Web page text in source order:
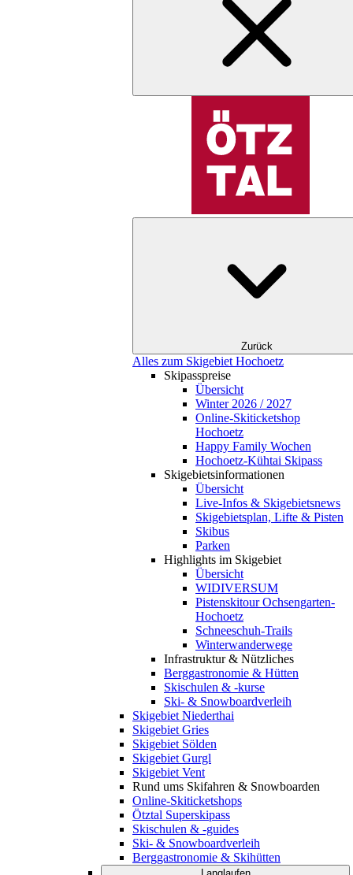
Zurück
Alles zum Skigebiet Hochoetz
Skipasspreise
Übersicht
Winter 2026 / 2027
Online-Skiticketshop
Hochoetz
Happy Family Wochen
Hochoetz-Kühtai Skipass
Skigebietsinformationen
Übersicht
Live-Infos & Skigebietsnews
Skigebietsplan, Lifte & Pisten
Skibus
Parken
Highlights im Skigebiet
Übersicht
WIDIVERSUM
Pistenskitour Ochsengarten-
Hochoetz
Schneeschuh-Trails
Winterwanderwege
Infrastruktur & Nützliches
Berggastronomie & Hütten
Skischulen & -kurse
Ski- & Snowboardverleih
Skigebiet Niederthai
Skigebiet Gries
Skigebiet Sölden
Skigebiet Gurgl
Skigebiet Vent
Rund ums Skifahren & Snowboarden
Online-Skiticketshops
Ötztal Superskipass
Skischulen & -guides
Ski- & Snowboardverleih
Berggastronomie & Skihütten